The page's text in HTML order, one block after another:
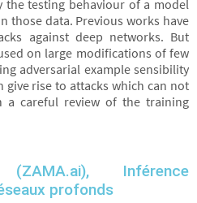
testing behaviour of a model
those data. Previous works have
against deep networks. But
on large modifications of few
adversarial example sensibility
give rise to attacks which can not
a careful review of the training
Inférence
profonds